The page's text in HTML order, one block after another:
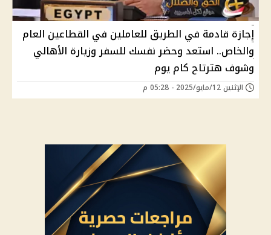
إجازة قادمة في الطريق للعاملين في القطاعين العام
والخاص.. استعد وحضر نفسك للسفر وزيارة الأهالي
وشوف هترتاح كام يوم
الإثنين 12/مايو/2025 - 05:28 م